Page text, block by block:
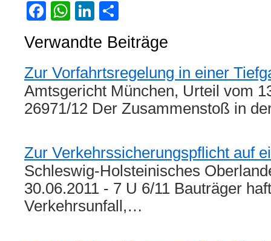
Facebook
WhatsApp
LinkedIn
Verwandte Beiträge
Zur Vorfahrtsregelung in einer
Amtsgericht München, Urteil vom
26971/12 Der Zusammenstoß in
Zur Verkehrssicherungspflicht auf
Schleswig-Holsteinisches
30.06.2011 - 7 U 6/11 Bauträger
Verkehrsunfall,…